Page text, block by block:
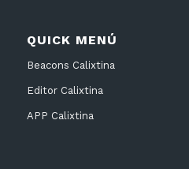
QUICK MENÚ
Beacons Calixtina
Editor Calixtina
APP Calixtina